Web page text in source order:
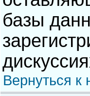
базы
Вернуться к